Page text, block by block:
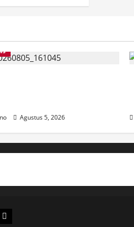
Agustus 5, 2026
tentang